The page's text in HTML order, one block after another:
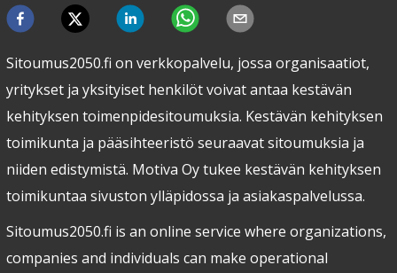
Sitoumus2050.fi on verkkopalvelu, jossa organisaatiot,
yritykset ja yksityiset henkilöt voivat antaa kestävän
kehityksen toimenpidesitoumuksia. Kestävän kehityksen
toimikunta ja pääsihteeristö seuraavat sitoumuksia ja
niiden edistymistä. Motiva Oy tukee kestävän kehityksen
toimikuntaa sivuston ylläpidossa ja asiakaspalvelussa.
Sitoumus2050.fi is an online service where organizations,
companies and individuals can make operational